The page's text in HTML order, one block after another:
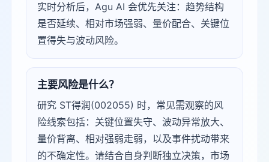
实时分析后，Agu AI 会优先关注：趋势结构
是否延续、相对市场强弱、量价配合、关键位
置得失与波动风险。
主要风险是什么？
研究 ST得润(002055) 时，常见需观察的风
险线索包括：关键位置失守、波动异常放大、
量价背离、相对强弱走弱，以及事件扰动带来
的不确定性。请结合自身判断独立决策，市场